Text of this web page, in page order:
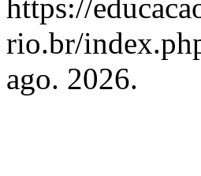
https://
rio.br/
ago. 2026.